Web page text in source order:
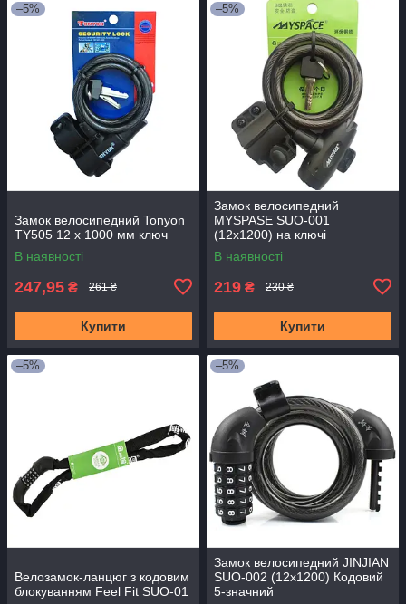
–5%
Замок велосипедний Tonyon
TY505 12 x 1000 мм ключ
В наявності
247,95 ₴ 261 ₴
Купити
–5%
Замок велосипедний
MYSPASE SUO-001
(12x1200) на ключі
В наявності
219 ₴ 230 ₴
Купити
–5%
Велозамок-ланцюг з кодовим
блокуванням Feel Fit SUO-01
–5%
Замок велосипедний JINJIAN
SUO-002 (12x1200) Кодовий
5-значний